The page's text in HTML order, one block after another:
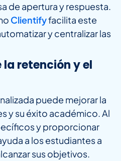
de apertura y respuesta.
Clientifyfacilita este
y centralizar las
la retención y el
puede mejorar la
y su éxito académico. Al
y proporcionar
a los estudiantes a
sus objetivos.